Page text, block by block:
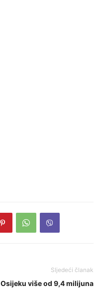
Sljedeći članak
Osijeku više od 9,4 milijuna